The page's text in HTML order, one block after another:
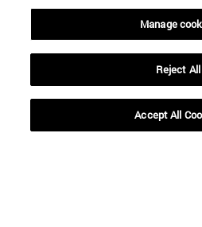
Manage
Reject All
Accept All